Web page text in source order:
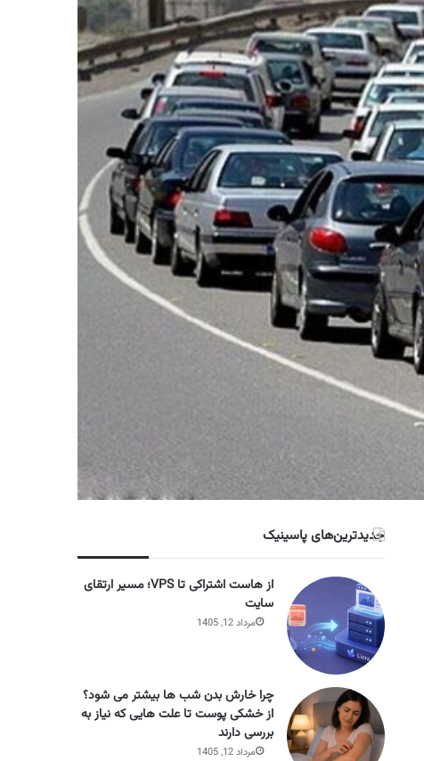
جدیدترین‌های پاسینیک
از هاست اشتراکی تا VPS؛ مسیر ارتقای
سایت
مرداد 12, 1405
چرا خارش بدن شب ها بیشتر می شود؟
از خشکی پوست تا علت هایی که نیاز به
بررسی دارند
مرداد 12, 1405